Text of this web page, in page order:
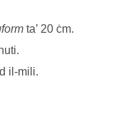
ta’ 20 ċm.
il-mili.